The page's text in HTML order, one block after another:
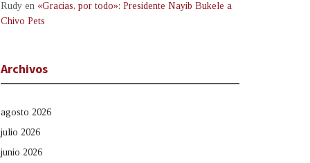
Rudy en «Gracias, por todo»: Presidente Nayib Bukele a
Chivo Pets
Archivos
agosto 2026
julio 2026
junio 2026